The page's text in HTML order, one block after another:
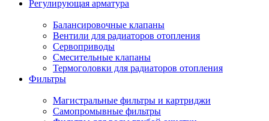
Регулирующая арматура
Балансировочные клапаны
Вентили для радиаторов отопления
Сервоприводы
Смесительные клапаны
Термоголовки для радиаторов отопления
Фильтры
Магистральные фильтры и картриджи
Самопромывные фильтры